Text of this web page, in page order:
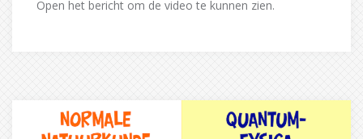
Open het bericht om de video te kunnen zien.